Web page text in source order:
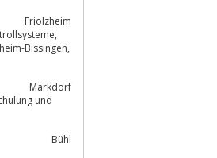
Friolzheim
Markdorf
Bühl